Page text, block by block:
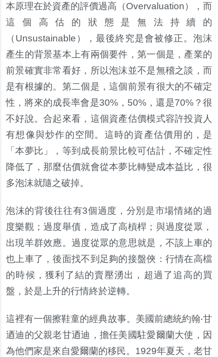
本原理在於資產的評價過高（Overvaluation），而
這個高估的狀態是無法持續的
（Unsustainable），最後終究是會被修正。泡沫
產生的背景基本上有兩個要件，第一個是，產業的
前景確實非常看好，所以泡沫並不是無稽之談，而
是有根據的。第二個是，這個前景有很大的不確定
性，將來的成長率會是30%，50%，還是70%？很
不好說。合起來看，這個資產估價模式容許投資人
有想像與炒作的空間。這時的資產估價用的，是
「本夢比」，等到成長前景比較可估計，不確定性
降低了，那麼估價就會從本夢比轉變成本益比，很
多泡沫就隨之破掉。
泡沫的背後往往有3個過度，分別是市場情緒的過
度樂觀；過度舉債，造成了高槓桿；與過度從眾，
出現羊群效應。過度從眾的意思就是，不該上車的
也上車了，後面找不到足夠的接盤俠：行情在高檔
的時候，獲利了結的賣壓湧出，超過了追高的買
盤，於是上升的行情終於逆轉。
這裡有一個擦鞋童的經典故事。美國前總統約翰‧甘
迺迪的父親老甘迺迪，擔任美國駐愛爾蘭大使，因
為他們家是來自愛爾蘭的移民。1929年夏天，老甘